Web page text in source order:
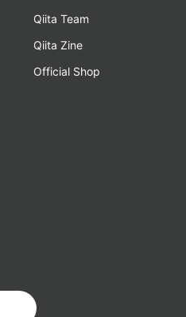
Qiita Team
Qiita Zine
Official Shop